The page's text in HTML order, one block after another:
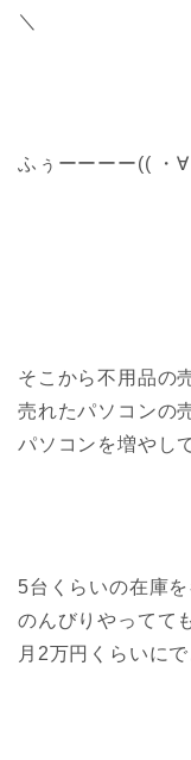
＼
ふぅーーーー(( ・
そこから不用品の
売れたパソコンの
パソコンを増やし
5台くらいの在庫
のんびりやってて
月2万円くらいに